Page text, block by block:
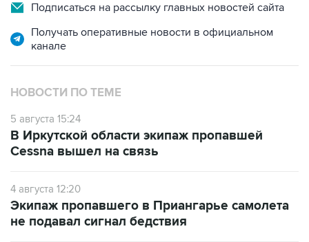
Подписаться на рассылку главных новостей сайта
Получать оперативные новости в официальном
канале
НОВОСТИ ПО ТЕМЕ
5 августа 15:24
В Иркутской области экипаж пропавшей
Cessna вышел на связь
4 августа 12:20
Экипаж пропавшего в Приангарье самолета
не подавал сигнал бедствия